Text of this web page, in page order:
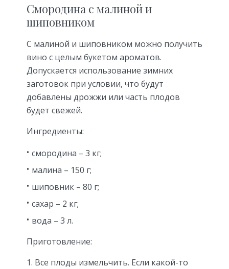
Смородина с малиной и
шиповником
С малиной и шиповником можно получить
вино с целым букетом ароматов.
Допускается использование зимних
заготовок при условии, что будут
добавлены дрожжи или часть плодов
будет свежей.
Ингредиенты:
смородина – 3 кг;
малина – 150 г;
шиповник – 80 г;
сахар – 2 кг;
вода – 3 л.
Приготовление:
Все плоды измельчить. Если какой-то